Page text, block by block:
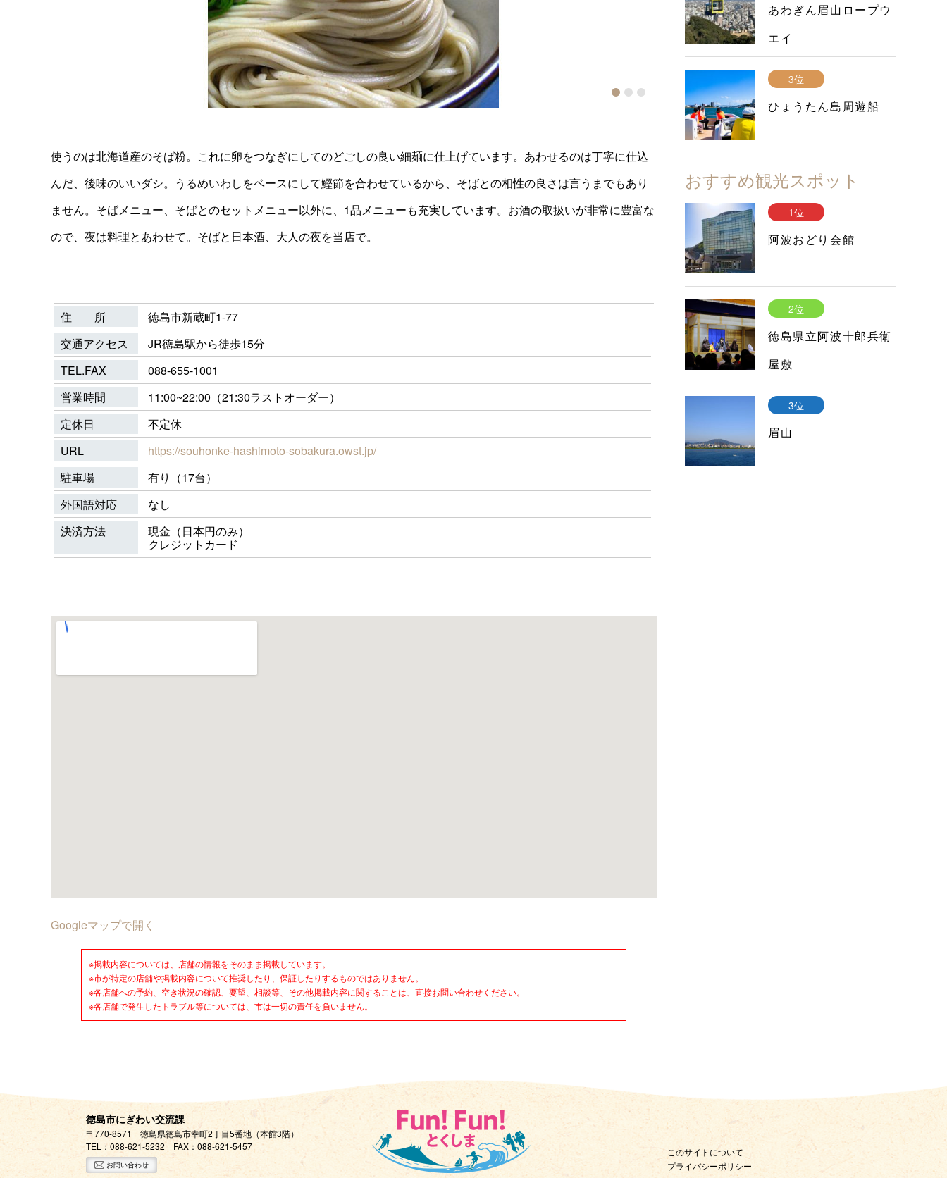
1 2
使うのは北海道産のそば粉。これに卵をつなぎにしてのどごしの良い細麺に仕上げています。あわせるのは丁寧に仕込
んだ、後味のいいダシ。うるめいわしをベースにして鰹節を合わせているから、そばとの相性の良さは言うまでもあり
ません。そばメニュー、そばとのセットメニュー以外に、1品メニューも充実しています。お酒の取扱いが非常に豊富な
ので、夜は料理とあわせて。そばと日本酒、大人の夜を当店で。
住 所
徳島市新蔵町1-77
交通アクセス
JR徳島駅から徒歩15分
TEL.FAX
088-655-1001
営業時間
11:00~22:00（21:30ラストオーダー）
定休日
不定休
URL
https://souhonke-hashimoto-sobakura.owst.jp/
駐車場
有り（17台）
外国語対応
なし
決済方法
現金（日本円のみ）
クレジットカード
Googleマップで開く
※掲載内容については、店舗の情報をそのまま掲載しています。
※市が特定の店舗や掲載内容について推奨したり、保証したりするものではありません。
※各店舗への予約、空き状況の確認、要望、相談等、その他掲載内容に関することは、直接お問い合わせください。
※各店舗で発生したトラブル等については、市は一切の責任を負いません。
あわぎん眉山ロープウ
エイ
3位
ひょうたん島周遊船
おすすめ観光スポット
1位
阿波おどり会館
2位
徳島県立阿波十郎兵衛
屋敷
3位
眉山
徳島市にぎわい交流課
〒770-8571 徳島県徳島市幸町2丁目5番地（本館3階）
TEL： 088-621-5232FAX：088-621-5457
お問い合わせ
このサイトについて
プライバシーポリシー